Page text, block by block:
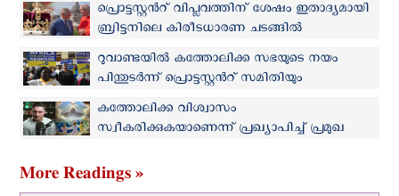
പ്രൊട്ടസ്റ്റൻറ് വിപ്ലവത്തിന് ശേഷം ഇതാദ്യമായി
ബ്രിട്ടനിലെ കിരീടധാരണ ചടങ്ങിൽ
കത്തോലിക്ക സഭാപ്രതിനിധികളും
റുവാണ്ടയില്‍ കത്തോലിക്ക സഭയുടെ നയം
പിന്തുടര്‍ന്ന് പ്രൊട്ടസ്റ്റന്‍റ് സമിതിയും
ആശുപത്രികളില്‍ അബോര്‍ഷന്
വിലക്കേര്‍പ്പെടുത്തി
കത്തോലിക്ക വിശ്വാസം
സ്വീകരിക്കുകയാണെന്ന് പ്രഖ്യാപിച്ച് പ്രമുഖ
More Readings »